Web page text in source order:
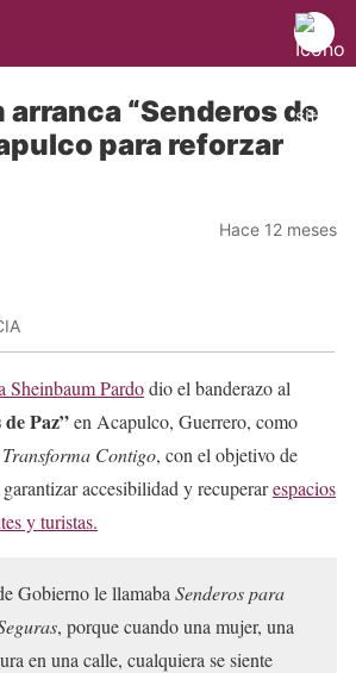
“Senderos de
para reforzar
Hace 12 meses
Sheinbaum Pardodio el banderazo al
de Paz”en Acapulco, Guerrero, como
Contigo, con el objetivo de
accesibilidad y recuperarespacios
y turistas.
Gobierno le llamaba Senderos para
, porque cuando una mujer, una
en una calle, cualquiera se siente